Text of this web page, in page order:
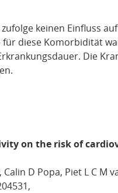
keinen Einfluss
diese Komorbidität
Die
on the risk of
D Popa, Piet L C M